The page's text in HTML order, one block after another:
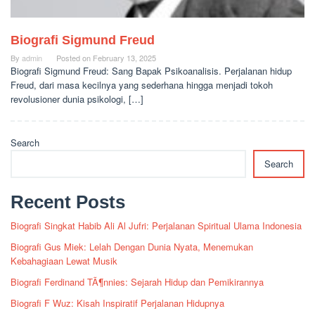
Biografi Sigmund Freud
By admin Posted on February 13, 2025
Biografi Sigmund Freud: Sang Bapak Psikoanalisis. Perjalanan hidup
Freud, dari masa kecilnya yang sederhana hingga menjadi tokoh
revolusioner dunia psikologi, […]
Search
Search
Recent Posts
Biografi Singkat Habib Ali Al Jufri: Perjalanan Spiritual Ulama Indonesia
Biografi Gus Miek: Lelah Dengan Dunia Nyata, Menemukan
Kebahagiaan Lewat Musik
Biografi Ferdinand TÃ¶nnies: Sejarah Hidup dan Pemikirannya
Biografi F Wuz: Kisah Inspiratif Perjalanan Hidupnya